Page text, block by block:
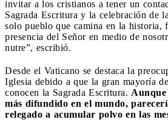
invitar a los cristianos a tener un
Sagrada Escritura y la celebración de
solo pueblo que camina en la historia,
presencia del Señor en medio de
nutre”, escribió.
Desde el Vaticano se destaca la
Iglesia debido a que la gran mayoría
conocen la Sagrada Escritura.
más difundido en el mundo,
relegado a acumular polvo en las